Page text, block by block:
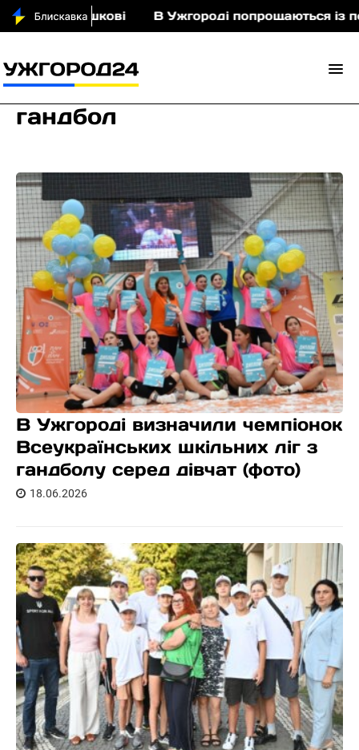
В Ужгороді попрощаються із полеглим
гандбол
В Ужгороді визначили чемпіонок
Всеукраїнських шкільних ліг з
гандболу серед дівчат (фото)
18.06.2026